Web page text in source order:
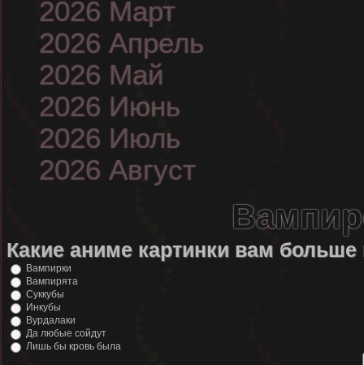
2026 Март
2026 Апрель
2026 Май
2026 Июнь
2026 Июль
2026 Август
Какие аниме картинки вам больше
Вампирки
Вампирята
Суккубы
Инкубы
Вурдалаки
Да любые сойдут
Лишь бы кровь была